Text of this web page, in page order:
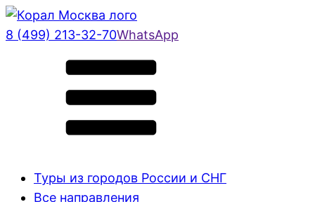
8 (499) 213-32-70WhatsApp
Туры из городов России и СНГ
Все направления